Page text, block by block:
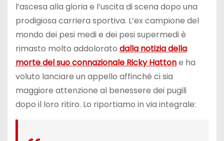
l’ascesa alla gloria e l’uscita di scena dopo una
prodigiosa carriera sportiva. L’ex campione del
mondo dei pesi medi e dei pesi supermedi è
rimasto molto addolorato dalla notizia della
morte del suo connazionale Ricky Hattone ha
voluto lanciare un appello affinché ci sia
maggiore attenzione al benessere dei pugili
dopo il loro ritiro. Lo riportiamo in via integrale: